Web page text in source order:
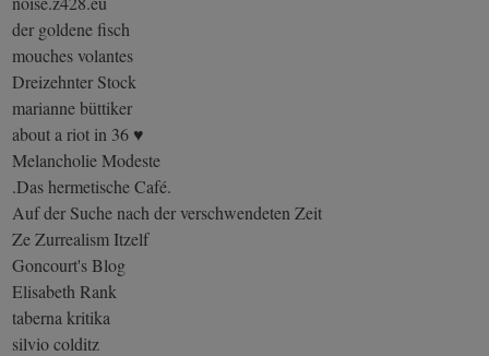
der goldene fisch
mouches volantes
Dreizehnter Stock
marianne büttiker
about a riot in 36 ♥
Melancholie Modeste
.Das hermetische Café.
Auf der Suche nach der verschwendeten Zeit
Ze Zurrealism Itzelf
Goncourt's Blog
Elisabeth Rank
taberna kritika
silvio colditz